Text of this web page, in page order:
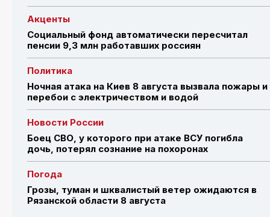
Акценты
Социальный фонд автоматически пересчитал
пенсии 9,3 млн работавших россиян
Политика
Ночная атака на Киев 8 августа вызвала пожары и
перебои с электричеством и водой
Новости России
Боец СВО, у которого при атаке ВСУ погибла
дочь, потерял сознание на похоронах
Погода
Грозы, туман и шквалистый ветер ожидаются в
Рязанской области 8 августа